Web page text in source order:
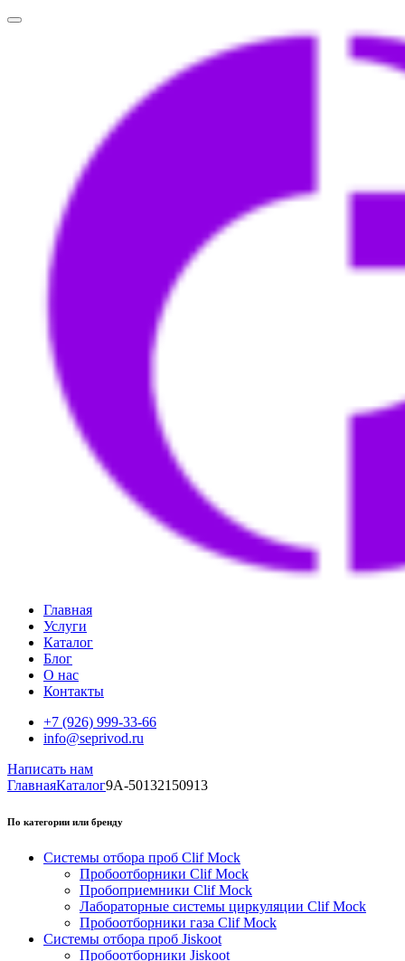
Главная
Услуги
Каталог
Блог
О нас
Контакты
+7 (926) 999-33-66
info@seprivod.ru
Написать нам
ГлавнаяКаталог9A-50132150913
По категории или бренду
Системы отбора проб Clif Mock
Пробоотборники Clif Mock
Пробоприемники Clif Mock
Лабораторные системы циркуляции Clif Mock
Пробоотборники газа Clif Mock
Системы отбора проб Jiskoot
Пробоотборники Jiskoot